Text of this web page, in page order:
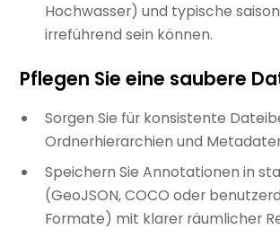
Hochwasser) und typische
irreführend sein können.
Pflegen Sie eine saubere
Sorgen Sie für konsistente
Ordnerhierarchien und
Speichern Sie Annotationen in
(GeoJSON, COCO oder
Formate) mit klarer räumlicher